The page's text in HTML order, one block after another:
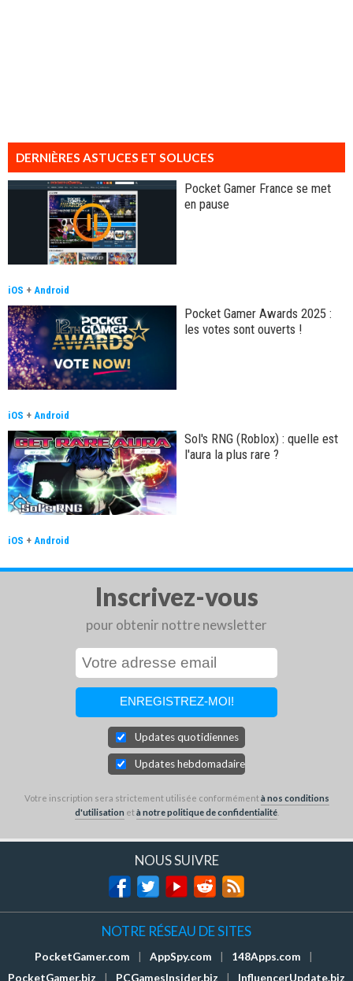
DERNIÈRES ASTUCES ET SOLUCES
Pocket Gamer France se met
en pause
iOS + Android
Pocket Gamer Awards 2025 :
les votes sont ouverts !
iOS + Android
Sol's RNG (Roblox) : quelle est
l'aura la plus rare ?
iOS + Android
Inscrivez-vous
pour obtenir nottre newsletter
Updates quotidiennes
Updates hebdomadaires
Votre inscription sera strictement utilisée conformémentà nos conditions
d'utilisation età notre politique de confidentialité.
NOUS SUIVRE
NOTRE RÉSEAU DE SITES
PocketGamer.com AppSpy.com 148Apps.com
PocketGamer.biz
PCGamesInsider.biz InfluencerUpdate.biz